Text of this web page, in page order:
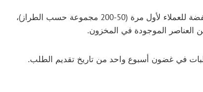
نحن نقدم خيارات الحد الأدنى لكمية الطلبات المنخفضة للعملاء لأول مرة (50-200 مجموعة حسب الطراز)،
العناصر الموجودة في المخزون.
في غضون أسبوع واحد من تاريخ تقديم الطلب.